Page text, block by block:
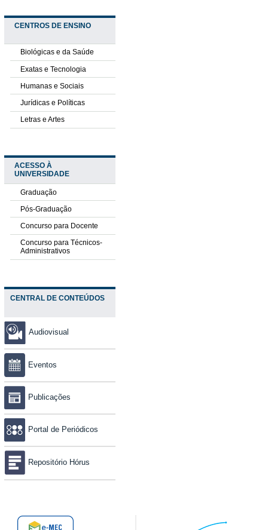
CENTROS DE ENSINO
Biológicas e da Saúde
Exatas e Tecnologia
Humanas e Sociais
Jurídicas e Políticas
Letras e Artes
ACESSO À
UNIVERSIDADE
Graduação
Pós-Graduação
Concurso para Docente
Concurso para Técnicos-
Administrativos
CENTRAL DE CONTEÚDOS
Audiovisual
Eventos
Publicações
Portal de Periódicos
Repositório Hórus